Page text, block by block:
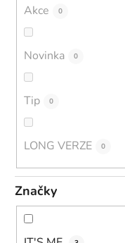
Akce 0
Novinka 0
Tip 0
LONG VERZE 0
Značky